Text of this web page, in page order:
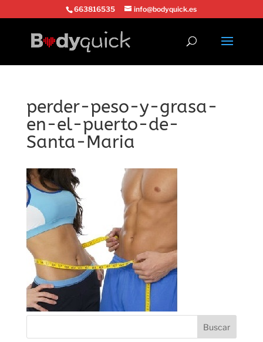
663816535 info@bodyquick.es
perder-peso-y-grasa-
en-el-puerto-de-
Santa-Maria